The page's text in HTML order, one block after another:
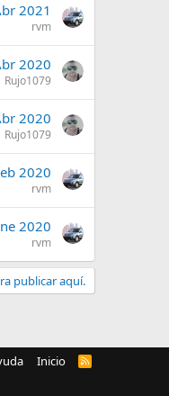
2021
rvm
2020
Rujo1079
2020
Rujo1079
2020
rvm
2020
rvm
publicar aquí.
Inicio
R